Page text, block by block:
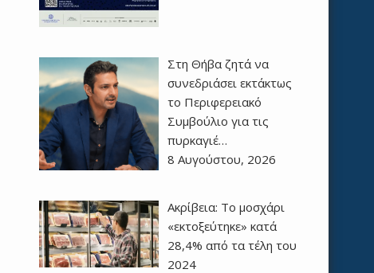
Στη Θήβα ζητά να
συνεδριάσει εκτάκτως
το Περιφερειακό
Συμβούλιο για τις
πυρκαγιέ…
8 Αυγούστου, 2026
Ακρίβεια: Το μοσχάρι
«εκτοξεύτηκε» κατά
28,4% από τα τέλη του
2024